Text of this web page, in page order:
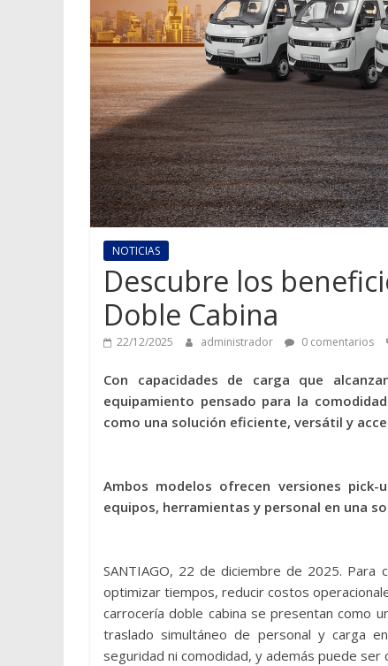
NOTICIAS
Descubre los
Doble Cabina
22/12/2025 administrador 0 comentarios
Con capacidades de carga que
equipamiento pensado para la
como una solución eficiente, versátil y
Ambos modelos ofrecen versiones
equipos, herramientas y personal en una
SANTIAGO, 22 de diciembre de 2025. Para
optimizar tiempos, reducir costos
carrocería doble cabina se presentan como
traslado simultáneo de personal y carga
seguridad ni comodidad, y además puede ser